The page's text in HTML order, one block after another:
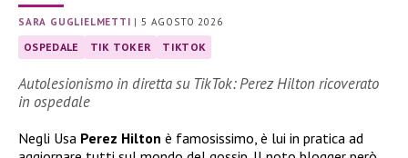
SARA GUGLIELMETTI |5 AGOSTO 2026
OSPEDALE TIK TOKER TIKTOK
Autolesionismo in diretta su TikTok: Perez Hilton ricoverato
in ospedale
Negli Usa Perez Hilton è famosissimo, è lui in pratica ad